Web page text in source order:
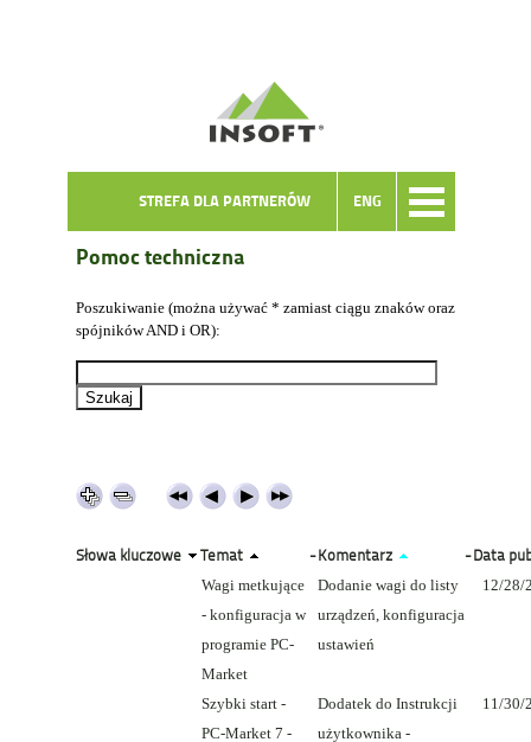
ENG
STREFA DLA PARTNERÓW
Pomoc techniczna
Poszukiwanie (można używać * zamiast ciągu znaków oraz
spójników AND i OR):
Słowa kluczowe Temat -Komentarz -Data
Wagi metkujące
- konfiguracja w
programie PC-
Market
Dodanie wagi do listy
urządzeń, konfiguracja
ustawień
12/28/
Szybki start -
PC-Market 7 -
Dodatek do Instrukcji
użytkownika -
11/30/